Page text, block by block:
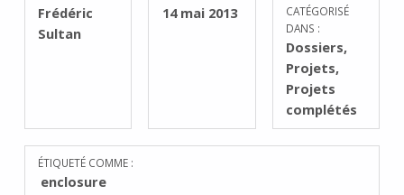
RÉDIGÉ PAR :
Frédéric
Sultan
PUBLIÉ SUR :
14 mai 2013
CATÉGORISÉ
DANS :
Dossiers,
Projets,
Projets
complétés
ÉTIQUETÉ COMME :
enclosure